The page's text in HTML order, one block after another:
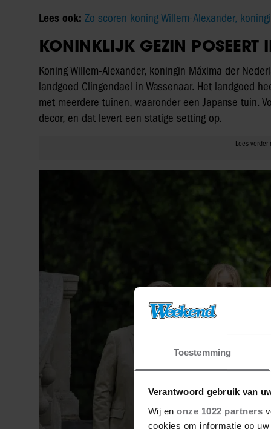
Toestemming
Verantwoord gebruik van
Wij en onze 1022 partners
cookies om informatie op
Lees ook: Zo scoren koning Willem-Alexander,
KONINKLIJK GEZIN POSEERT
Koning Willem-Alexander, koningin Máxima der
landgoed Clingendael in Wassenaar. Het landgoed
met meerdere tuinen, waaronder een Japanse tuin.
decor, en dat levert een statige setting op.